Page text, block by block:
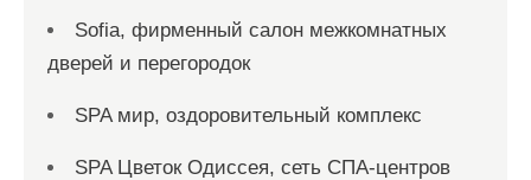
Sofia, фирменный салон межкомнатных
дверей и перегородок
SPA мир, оздоровительный комплекс
SPA Цветок Одиссея, сеть СПА-центров